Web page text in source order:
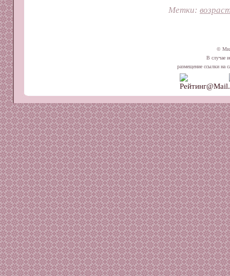
Метки:
©
В случае
размещение ссылки на